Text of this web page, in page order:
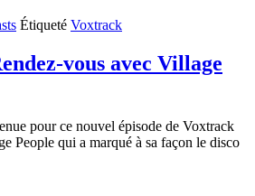
Étiqueté Voxtrack
vous avec Village
pour ce nouvel épisode de Voxtrack
People qui a marqué à sa façon le disco